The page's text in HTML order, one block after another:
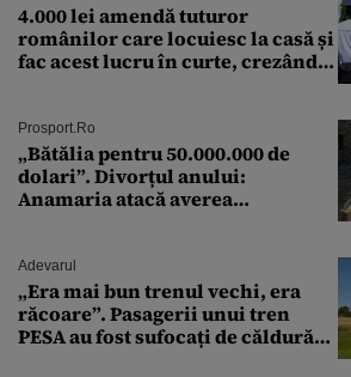
4.000 lei amendă tuturor
românilor care locuiesc la casă și
fac acest lucru în curte, crezând
Prosport.ro
„Bătălia pentru 50.000.000 de
dolari”. Divorțul anului:
Anamaria atacă averea
Adevarul
„Era mai bun trenul vechi, era
răcoare”. Pasagerii unui tren
PESA au fost sufocați de căldură